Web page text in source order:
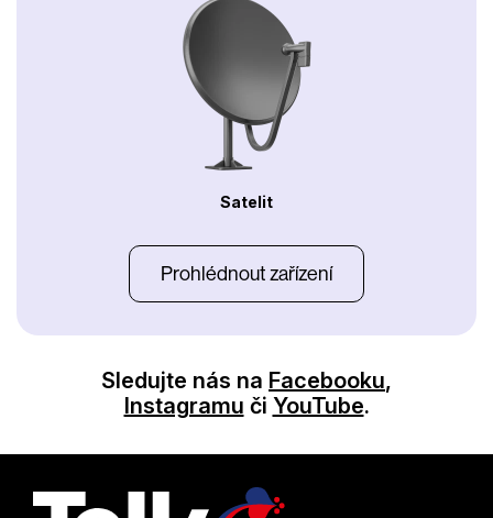
Satelit
Prohlédnout zařízení
Sledujte nás na Facebooku,
Instagramu či YouTube.